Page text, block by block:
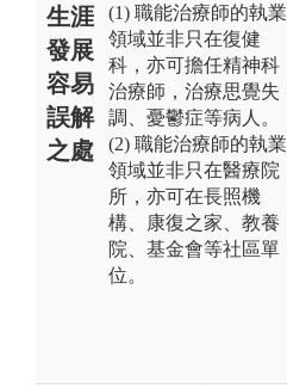
生涯
發展
容易
誤解
之處
(1) 職能治療師的執業
領域並非只在復健
科，亦可擔任精神科
治療師，治療思覺失
調、憂鬱症等病人。
(2) 職能治療師的執業
領域並非只在醫療院
所，亦可在長照機
構、康復之家、教養
院、基金會等社區單
位。